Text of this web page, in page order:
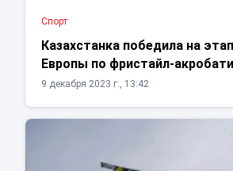
Спорт
Казахстанка победила на
Европы по фристайл-
9 декабря 2023 г., 13:42